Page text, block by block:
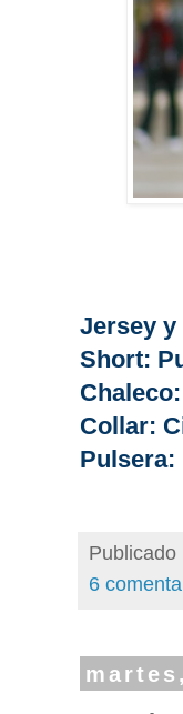
Jersey y
Short:
Collar:
Pulsera:
Publicado
6